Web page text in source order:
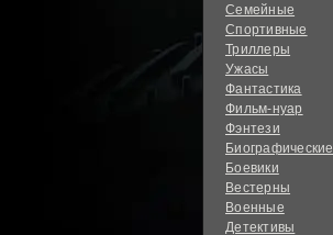
Семейные
Спортивные
Триллеры
Ужасы
Фантастика
Фильм-нуар
Фэнтези
Биографические
Боевики
Вестерны
Военные
Детективы